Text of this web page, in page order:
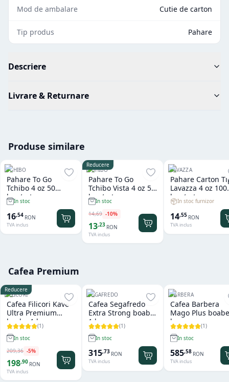
Mod de ambalare Cutie de carton
Tip produs Pahare
Descriere
Livrare & Returnare
Produse similare
TCHIBO
Pahare To Go
Tchibo 4 oz 50
buc/set
In stoc
16,54 RON
TVA inclus
Reducere
TCHIBO
Pahare To Go
Tchibo Vista 4 oz 50
buc/set
In stoc
14,69 -10%
13,23 RON
TVA inclus
LAVAZZA
Pahare Carton
Lavazza 4 oz 100
buc/set
In stoc furnizor
14,55 RON
TVA inclus
Cafea Premium
Reducere
FILICORI
Cafea Filicori Kave
Ultra Premium
boabe 1 kg
(1)
In stoc
209,36 -5%
198,90 RON
TVA inclus
SEGAFREDO
Cafea Segafredo
Extra Strong boabe
1 kg
(1)
In stoc
315,73 RON
TVA inclus
BARBERA
Cafea Barbera
Mago Plus
kg
(1)
In stoc
585,58 RON
TVA inclus